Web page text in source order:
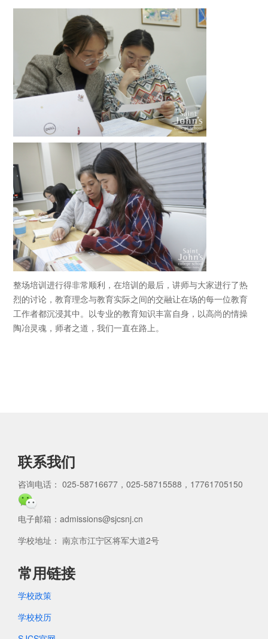
整场培训进行得非常顺利，在培训的最后，讲师与大家进行了热
烈的讨论，教育理念与教育实际之间的交融让在场的每一位教育
工作者都沉浸其中。以专业的教育知识丰富自身，以高尚的情操
陶冶灵魂，师者之道，我们一直在路上。
联系我们
咨询电话： 025-58716677，025-58715588，17761705150
电子邮箱：admissions@sjcsnj.cn
学校地址： 南京市江宁区将军大道2号
常用链接
学校政策
学校校历